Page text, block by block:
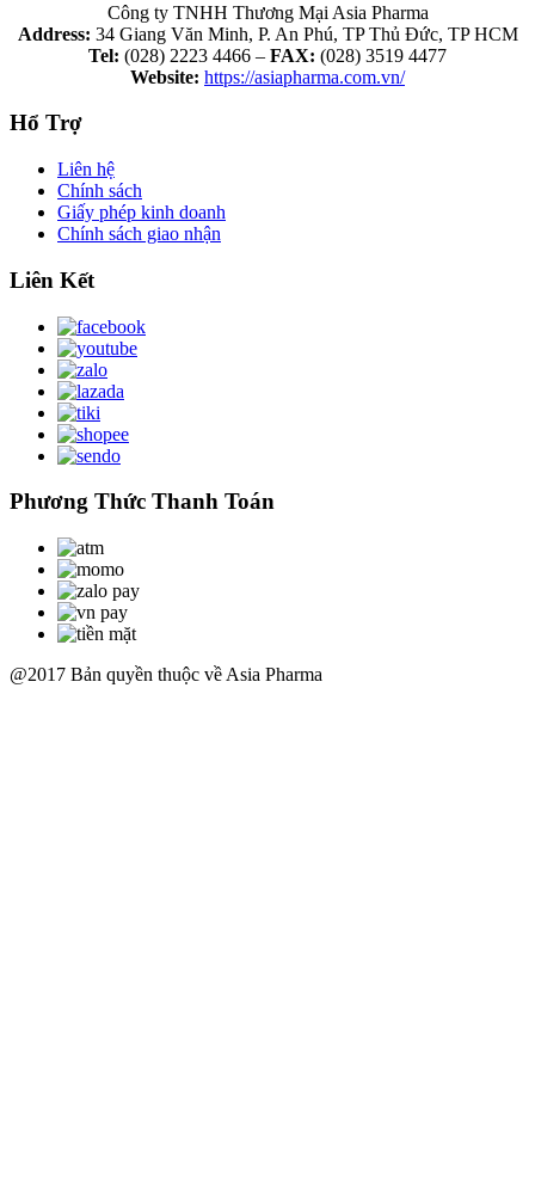
Công ty TNHH Thương Mại Asia Pharma
Address: 34 Giang Văn Minh, P. An Phú, TP Thủ Đức, TP HCM
Tel: (028) 2223 4466 – FAX: (028) 3519 4477
Website: https://asiapharma.com.vn/
Hổ Trợ
Liên hệ
Chính sách
Giấy phép kinh doanh
Chính sách giao nhận
Liên Kết
Phương Thức Thanh Toán
@2017 Bản quyền thuộc về Asia Pharma